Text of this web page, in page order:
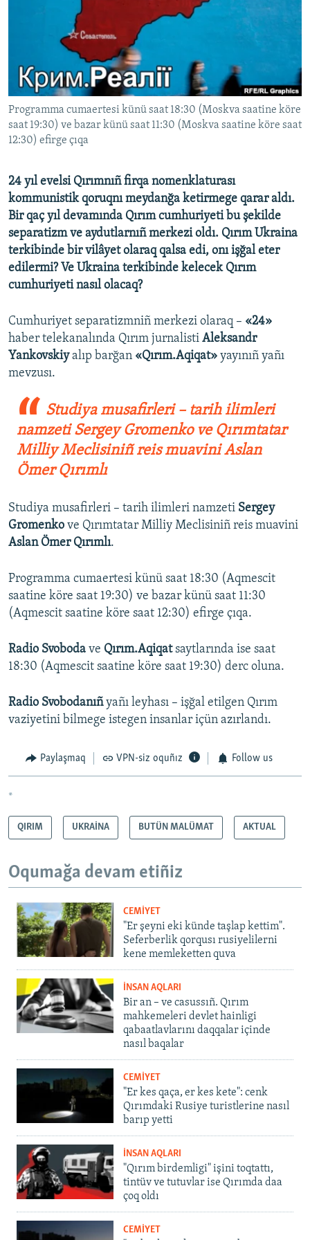
Українською
QOŞULIÑIZ!
Programma cumaertesi künü saat 18:30 (Moskva saatine köre
saat 19:30) ve bazar künü saat 11:30 (Moskva saatine köre saat
12:30) efirge çıqa
24 yıl evelsi Qırımnıñ firqa nomenklaturası
kommunistik qoruqnı meydanğa ketirmege qarar aldı.
Bir qaç yıl devamında Qırım cumhuriyeti bu şekilde
separatizm ve aydutlarnıñ merkezi oldı. Qırım Ukraina
terkibinde bir vilâyet olaraq qalsa edi, onı işğal eter
edilermi? Ve Ukraina terkibinde kelecek Qırım
cumhuriyeti nasıl olacaq?
Cumhuriyet separatizmniñ merkezi olaraq – «24»
haber telekanalında Qırım jurnalisti Aleksandr
Yankovskiyalıp barğan «Qırım.Aqiqat» yayınıñ yañı
mevzusı.
Studiya musafirleri – tarih ilimleri
namzeti Sergey Gromenko ve Qırımtatar
Milliy Meclisiniñ reis muavini Aslan
Ömer Qırımlı
Studiya musafirleri – tarih ilimleri namzeti Sergey
Gromenko ve Qırımtatar Milliy Meclisiniñ reis muavini
Aslan Ömer Qırımlı.
Programma cumaertesi künü saat 18:30 (Aqmescit
saatine köre saat 19:30) ve bazar künü saat 11:30
(Aqmescit saatine köre saat 12:30) efirge çıqa.
Radio Svoboda ve Qırım.Aqiqatsaytlarında ise saat
18:30 (Aqmescit saatine köre saat 19:30) derc oluna.
Radio Svobodanıñyañı leyhası – işğal etilgen Qırım
vaziyetini bilmege istegen insanlar içün azırlandı.
Paylaşmaq VPN-siz oquñız Follow us
*
QIRIM UKRAİNA BUTÜN MALÜMAT AKTUAL
Oqumağa devam etiñiz
CEMİYET
"Er şeyni eki künde taşlap kettim".
Seferberlik qorqusı rusiyelilerni
kene memleketten quva
İNSAN AQLARI
Bir an – ve casussıñ. Qırım
mahkemeleri devlet hainligi
qabaatlavlarını daqqalar içinde
nasıl baqalar
CEMİYET
"Er kes qaça, er kes kete": cenk
Qırımdaki Rusiye turistlerine nasıl
barıp yetti
İNSAN AQLARI
"Qırım birdemligi" işini toqtattı,
tintüv ve tutuvlar ise Qırımda daa
çoq oldı
CEMİYET